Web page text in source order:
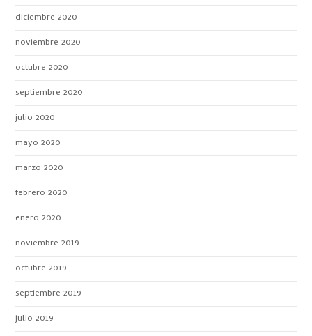
diciembre 2020
noviembre 2020
octubre 2020
septiembre 2020
julio 2020
mayo 2020
marzo 2020
febrero 2020
enero 2020
noviembre 2019
octubre 2019
septiembre 2019
julio 2019